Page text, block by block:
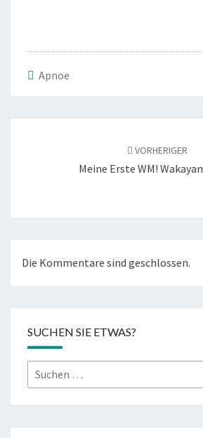
Apnoe
VORHERIGER
Meine Erste WM!
Die Kommentare sind geschlossen.
SUCHEN SIE ETWAS?
Suchen
nach: